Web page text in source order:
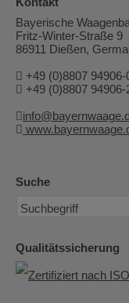
Kontakt
Bayerische
Fritz-Winter-Straße 9
86911 Dießen,
+49 (0)8807 94906-
+49 (0)8807 94906-
Suche
Qualitätssicherung